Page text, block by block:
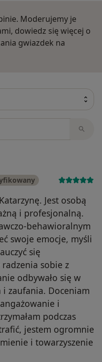
Moderujemy je
dowiedz się więcej o
gwiazdek na
Jest osobą
i profesjonalną.
behawioralnym
swoje emocje, myśli
się
sobie z
odbywało się w
i zaufania. Doceniam
i
podczas
jestem ogromnie
i towarzyszenie